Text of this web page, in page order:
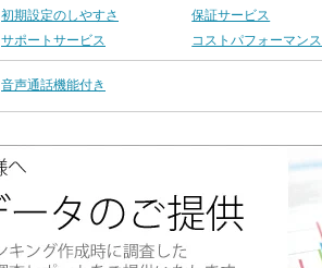
初期設定のしやすさ
保証サービス
サポートサービス
コストパフォーマンス
音声通話機能付き